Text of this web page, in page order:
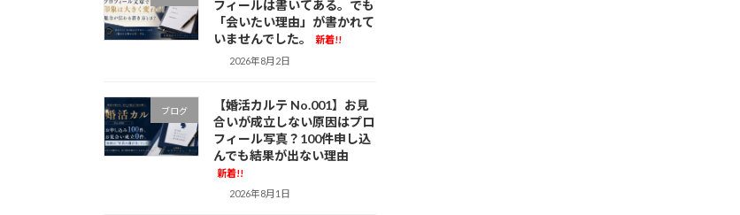
フィールは書いてある。でも
「会いたい理由」が書かれて
いませんでした。
新着!!
2026年8月2日
ブログ
【婚活カルテ No.001】お見
合いが成立しない原因はプロ
フィール写真？100件申し込
んでも結果が出ない理由
新着!!
2026年8月1日